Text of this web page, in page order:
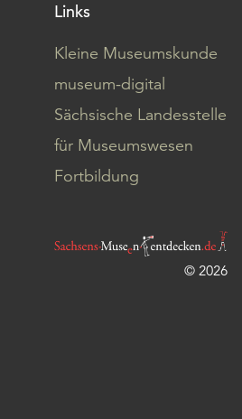
Links
Kleine Museumskunde
museum-digital
Sächsische Landesstelle
für Museumswesen
Fortbildung
© 2026